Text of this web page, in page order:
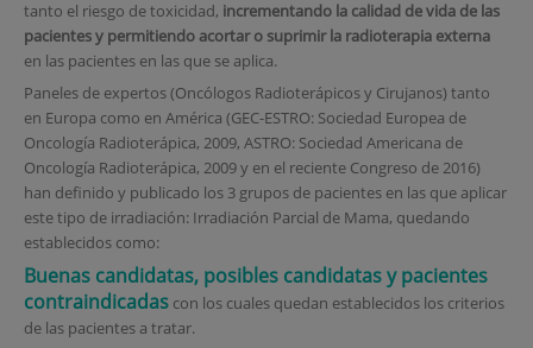
tanto el riesgo de toxicidad, incrementando la calidad de vida de las
pacientes y permitiendo acortar o suprimir la radioterapia externa
en las pacientes en las que se aplica.
Paneles de expertos (Oncólogos Radioterápicos y Cirujanos) tanto
en Europa como en América (GEC-ESTRO: Sociedad Europea de
Oncología Radioterápica, 2009, ASTRO: Sociedad Americana de
Oncología Radioterápica, 2009 y en el reciente Congreso de 2016)
han definido y publicado los 3 grupos de pacientes en las que aplicar
este tipo de irradiación: Irradiación Parcial de Mama, quedando
establecidos como:
Buenas candidatas, posibles candidatas y pacientes
contraindicadascon los cuales quedan establecidos los criterios
de las pacientes a tratar.